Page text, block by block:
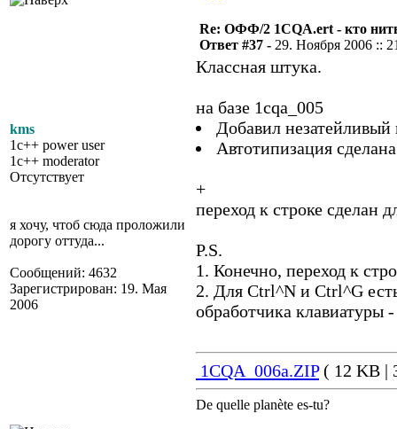
kms
1c++ power user
1c++ moderator
Отсутствует
я хочу, чтоб сюда проложили
дорогу оттуда...
Сообщений: 4632
Зарегистрирован: 19. Мая
2006
Re: ОФФ/2 1CQA.ert - кто
Ответ #37 - 29. Ноября 2006 ::
Классная штука.
на базе 1cqa_005
Добавил
Автотипизация
+
переход к строке сделан
P.S.
1. Конечно, переход к
2. Для Ctrl^N и Ctrl^G
обработчика клавиатуры
1CQA_006a.ZIP( 12 KB |
De quelle planète es-tu?